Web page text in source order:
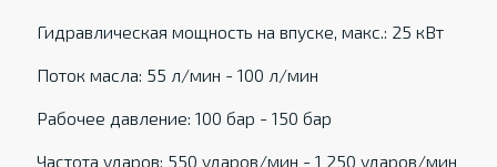
Гидравлическая мощность на впуске, макс.: 25 кВт
Поток масла: 55 л/мин - 100 л/мин
Рабочее давление: 100 бар - 150 бар
Частота ударов: 550 ударов/мин - 1 250 ударов/мин